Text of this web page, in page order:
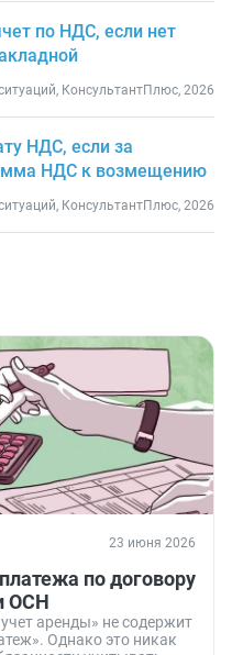
по НДС, если нет
КонсультантПлюс, 2026
НДС, если за
НДС к возмещению
КонсультантПлюс, 2026
23 июня 2026
по договору
ОСН
аренды» не содержит
Однако это никак